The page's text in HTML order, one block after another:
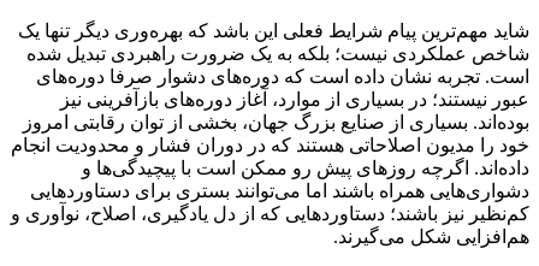
شاید مهم‌ترین پیام شرایط فعلی این باشد که بهره‌وری دیگر تنها یک
شاخص عملکردی نیست؛ بلکه به یک ضرورت راهبردی تبدیل شده
است. تجربه نشان داده است که دوره‌های دشوار صرفا دوره‌های
عبور نیستند؛ در بسیاری از موارد، آغاز دوره‌های بازآفرینی نیز
بوده‌اند. بسیاری از صنایع بزرگ جهان، بخشی از توان رقابتی امروز
خود را مدیون اصلاحاتی هستند که در دوران فشار و محدودیت انجام
داده‌اند. اگرچه روزهای پیش رو ممکن است با پیچیدگی‌ها و
دشواری‌هایی همراه باشند اما می‌توانند بستری برای دستاوردهایی
کم‌نظیر نیز باشند؛ دستاوردهایی که از دل یادگیری، اصلاح، نوآوری و
هم‌افزایی شکل می‌گیرند.